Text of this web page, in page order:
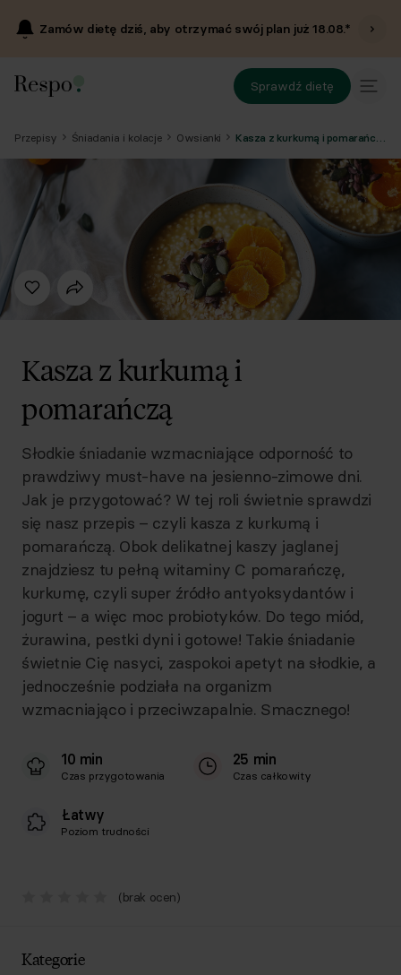
Zamów dietę dziś, aby otrzymać swój plan już18.08.*
Sprawdź dietę
Przepisy Śniadania i kolacje Owsianki
Kasza z kurkumą i
pomarańczą
Słodkie śniadanie wzmacniające odporność to
prawdziwy must-have na jesienno-zimowe dni.
Jak je przygotować? W tej roli świetnie sprawdzi
się nasz przepis – czyli kasza z kurkumą i
pomarańczą. Obok delikatnej kaszy jaglanej
znajdziesz tu pełną witaminy C pomarańczę,
kurkumę, czyli super źródło antyoksydantów i
jogurt – a więc moc probiotyków. Do tego miód,
żurawina, pestki dyni i gotowe! Takie śniadanie
świetnie Cię nasyci, zaspokoi apetyt na słodkie, a
jednocześnie podziała na organizm
wzmacniająco i przeciwzapalnie. Smacznego!
10 min
Czas przygotowania
25 min
Czas całkowity
Łatwy
Poziom trudności
(brak ocen)
Kategorie